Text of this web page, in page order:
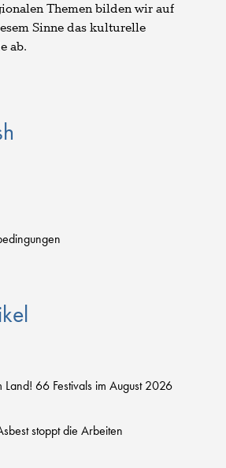
Themen bilden wir auf
Sinne das kulturelle
ab.
66 Festivals im August 2026
stoppt die Arbeiten